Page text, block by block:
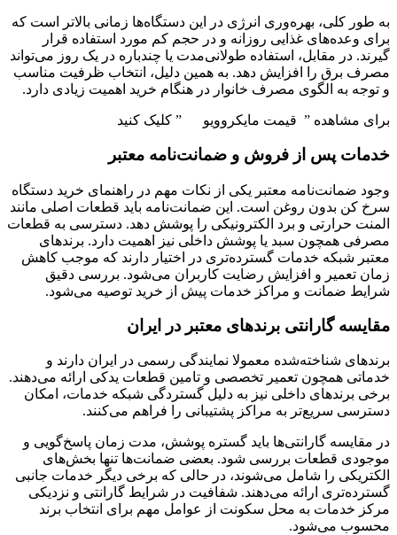
به طور کلی، بهره‌وری انرژی در این دستگاه‌ها زمانی بالاتر است که
برای وعده‌های غذایی روزانه و در حجم کم مورد استفاده قرار
گیرند. در مقابل، استفاده طولانی‌مدت یا چندباره در یک روز می‌تواند
مصرف برق را افزایش دهد. به همین دلیل، انتخاب ظرفیت مناسب
و توجه به الگوی مصرف خانوار در هنگام خرید اهمیت زیادی دارد.
برای مشاهده ” قیمت مایکروویو ” کلیک کنید
خدمات پس از فروش و ضمانت‌نامه معتبر
وجود ضمانت‌نامه معتبر یکی از نکات مهم در راهنمای خرید دستگاه
سرخ کن بدون روغن است. این ضمانت‌نامه باید قطعات اصلی مانند
المنت حرارتی و برد الکترونیکی را پوشش دهد. دسترسی به قطعات
مصرفی همچون سبد یا پوشش داخلی نیز اهمیت دارد. برندهای
معتبر شبکه خدمات گسترده‌تری در اختیار دارند که موجب کاهش
زمان تعمیر و افزایش رضایت کاربران می‌شود. بررسی دقیق
شرایط ضمانت و مراکز خدمات پیش از خرید توصیه می‌شود.
مقایسه گارانتی برندهای معتبر در ایران
برندهای شناخته‌شده معمولا نمایندگی رسمی در ایران دارند و
خدماتی همچون تعمیر تخصصی و تامین قطعات یدکی ارائه می‌دهند.
برخی برندهای داخلی نیز به دلیل گستردگی شبکه خدمات، امکان
دسترسی سریع‌تر به مراکز پشتیبانی را فراهم می‌کنند.
در مقایسه گارانتی‌ها باید گستره پوشش، مدت زمان پاسخ‌گویی و
موجودی قطعات بررسی شود. بعضی ضمانت‌ها تنها بخش‌های
الکتریکی را شامل می‌شوند، در حالی که برخی دیگر خدمات جانبی
گسترده‌تری ارائه می‌دهند. شفافیت در شرایط گارانتی و نزدیکی
مرکز خدمات به محل سکونت از عوامل مهم برای انتخاب برند
محسوب می‌شود.